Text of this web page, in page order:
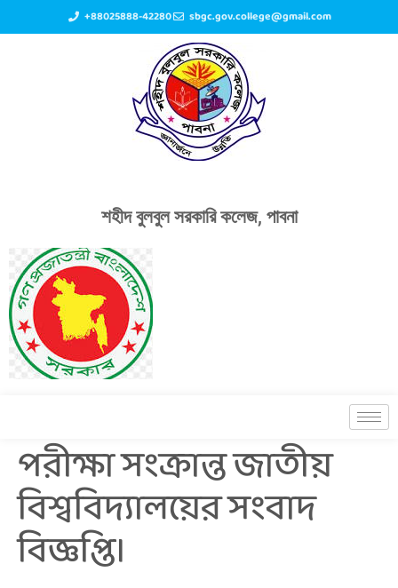
+88025888-42280 sbgc.gov.college@gmail.com
শহীদ বুলবুল সরকারি কলেজ, পাবনা
পরীক্ষা সংক্রান্ত জাতীয়
বিশ্ববিদ্যালয়ের সংবাদ
বিজ্ঞপ্তি।